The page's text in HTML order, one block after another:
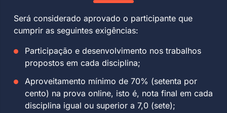
Será considerado aprovado o participante que
cumprir as seguintes exigências:
Participação e desenvolvimento nos trabalhos
propostos em cada disciplina;
Aproveitamento mínimo de 70% (setenta por
cento) na prova online, isto é, nota final em cada
disciplina igual ou superior a 7,0 (sete);